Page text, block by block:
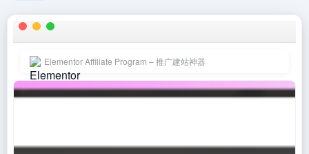
Elementor Affiliate Program – 推广建站神器